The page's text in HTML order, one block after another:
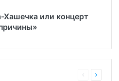
Хашечка или концерт